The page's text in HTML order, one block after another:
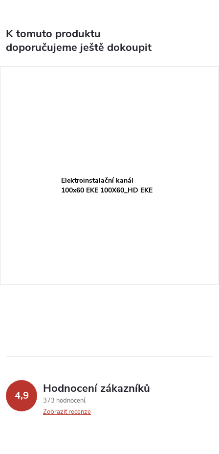
K tomuto produktu
doporučujeme ještě dokoupit
Elektroinstalační kanál
100x60 EKE 100X60_HD EKE
4,9 Hodnocení zákazníků
373 hodnocení
Zobrazit recenze